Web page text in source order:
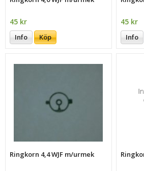
45 kr
Info Köp
45 kr
Info
Ringkorn 4,4 WJF m/urmek